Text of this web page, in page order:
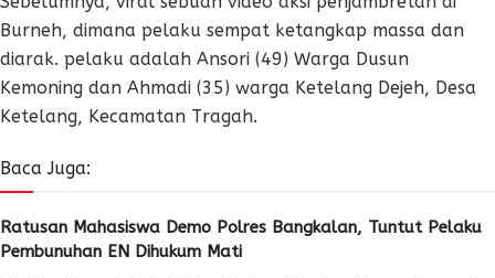
Burneh, dimana pelaku sempat ketangkap massa dan
diarak. pelaku adalah Ansori (49) Warga Dusun
Kemoning dan Ahmadi (35) warga Ketelang Dejeh, Desa
Ketelang, Kecamatan Tragah.
Baca Juga:
Ratusan Mahasiswa Demo Polres Bangkalan, Tuntut Pelaku
Pembunuhan EN Dihukum Mati